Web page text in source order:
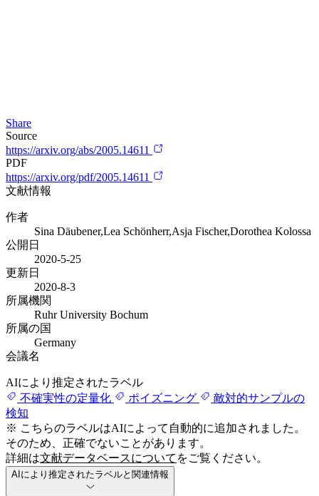
Share
Source
https://arxiv.org/abs/2005.14611
PDF
https://arxiv.org/pdf/2005.14611
文献情報
作者
Sina Däubener,Lea Schönherr,Asja Fischer,Dorothea Kolossa
公開日
2020-5-25
更新日
2020-8-3
所属機関
Ruhr University Bochum
所属の国
Germany
会議名
AIにより推定されたラベル
不確実性の定量化
ポイズニング
敵対的サンプルの
検知
※ こちらのラベルはAIによって自動的に追加されました。
そのため、正確でないことがあります。
詳細は文献データベースについて をご覧ください。
AIにより推定されたラベルと関連情報